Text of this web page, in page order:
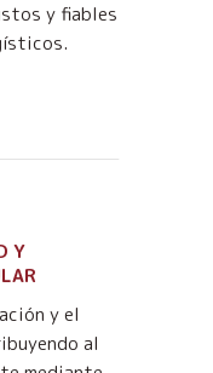
y fiables
Y
y el
al